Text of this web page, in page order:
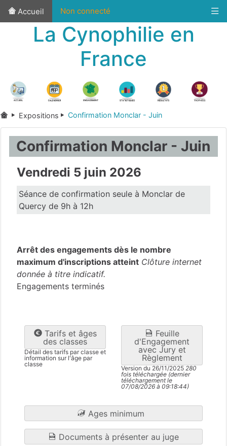
Accueil Non connecté
La Cynophilie en
France
Expositions Confirmation Monclar - Juin
Confirmation Monclar - Juin
Vendredi 5 juin 2026
Séance de confirmation seule à Monclar de
Quercy de 9h à 12h
Arrêt des engagements dès le nombre
maximum d'inscriptions atteint Clôture internet
donnée à titre indicatif.
Engagements terminés
Tarifs et âges
des classes
Détail des tarifs par classe et
information sur l'âge par
classe
Feuille
d'Engagement
avec Jury et
Règlement
Version du 26/11/2025 280
fois téléchargée (dernier
téléchargement le
07/08/2026 à 09:18:44)
Ages minimum
Documents à présenter au juge